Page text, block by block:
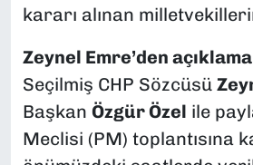
kararı alınan
Zeynel Emre’den açıklama
Seçilmiş CHP Sözcüsü
Başkan Özgür Özel ile
Meclisi (PM) toplantısına